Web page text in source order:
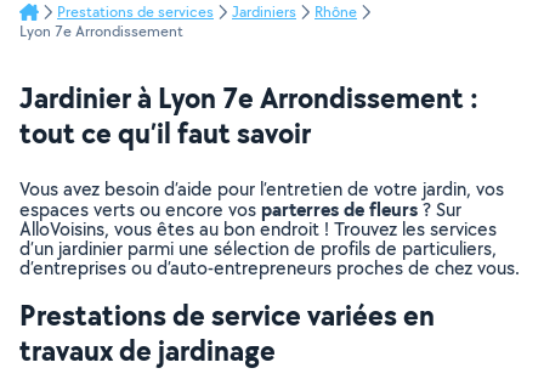
Prestations de services Jardiniers
Rhône
Lyon 7e Arrondissement
Jardinier à Lyon 7e Arrondissement :
tout ce qu’il faut savoir
Vous avez besoin d’aide pour l’entretien de votre jardin, vos
espaces verts ou encore vosparterres de fleurs? Sur
AlloVoisins, vous êtes au bon endroit ! Trouvez les services
d’un jardinier parmi une sélection de profils de particuliers,
d’entreprises ou d’auto-entrepreneurs proches de chez vous.
Prestations de service variées en
travaux de jardinage